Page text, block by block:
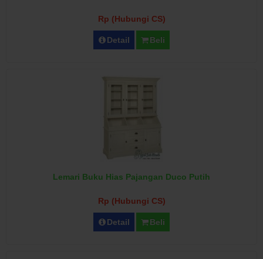
Rp (Hubungi CS)
Detail Beli
Lemari Buku Hias Pajangan Duco Putih
Rp (Hubungi CS)
Detail Beli